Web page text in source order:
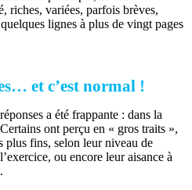
riches, variées, parfois brèves,
lignes à plus de vingt pages
et c’est normal !
a été frappante : dans la
ont perçu en « gros traits »,
plus fins, selon leur niveau de
ou encore leur aisance à